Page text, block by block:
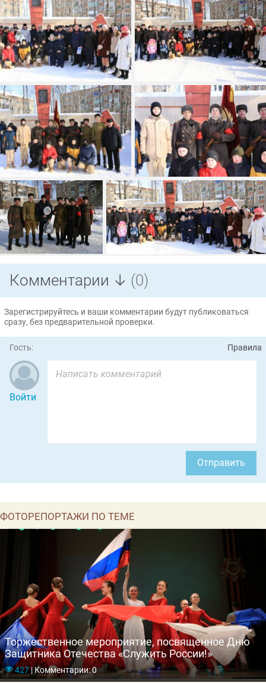
Комментарии ↓ (0)
Зарегистрируйтесь и ваши комментарии будут публиковаться
сразу, без предварительной проверки.
Гость: Правила
Войти
Отправить
ФОТОРЕПОРТАЖИ ПО ТЕМЕ
Торжественное мероприятие, посвященное Дню
Защитника Отечества «Служить России!»
427|Комментарии: 0